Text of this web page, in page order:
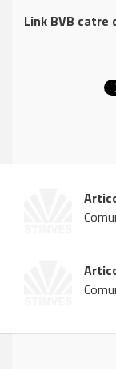
Link BVB catre